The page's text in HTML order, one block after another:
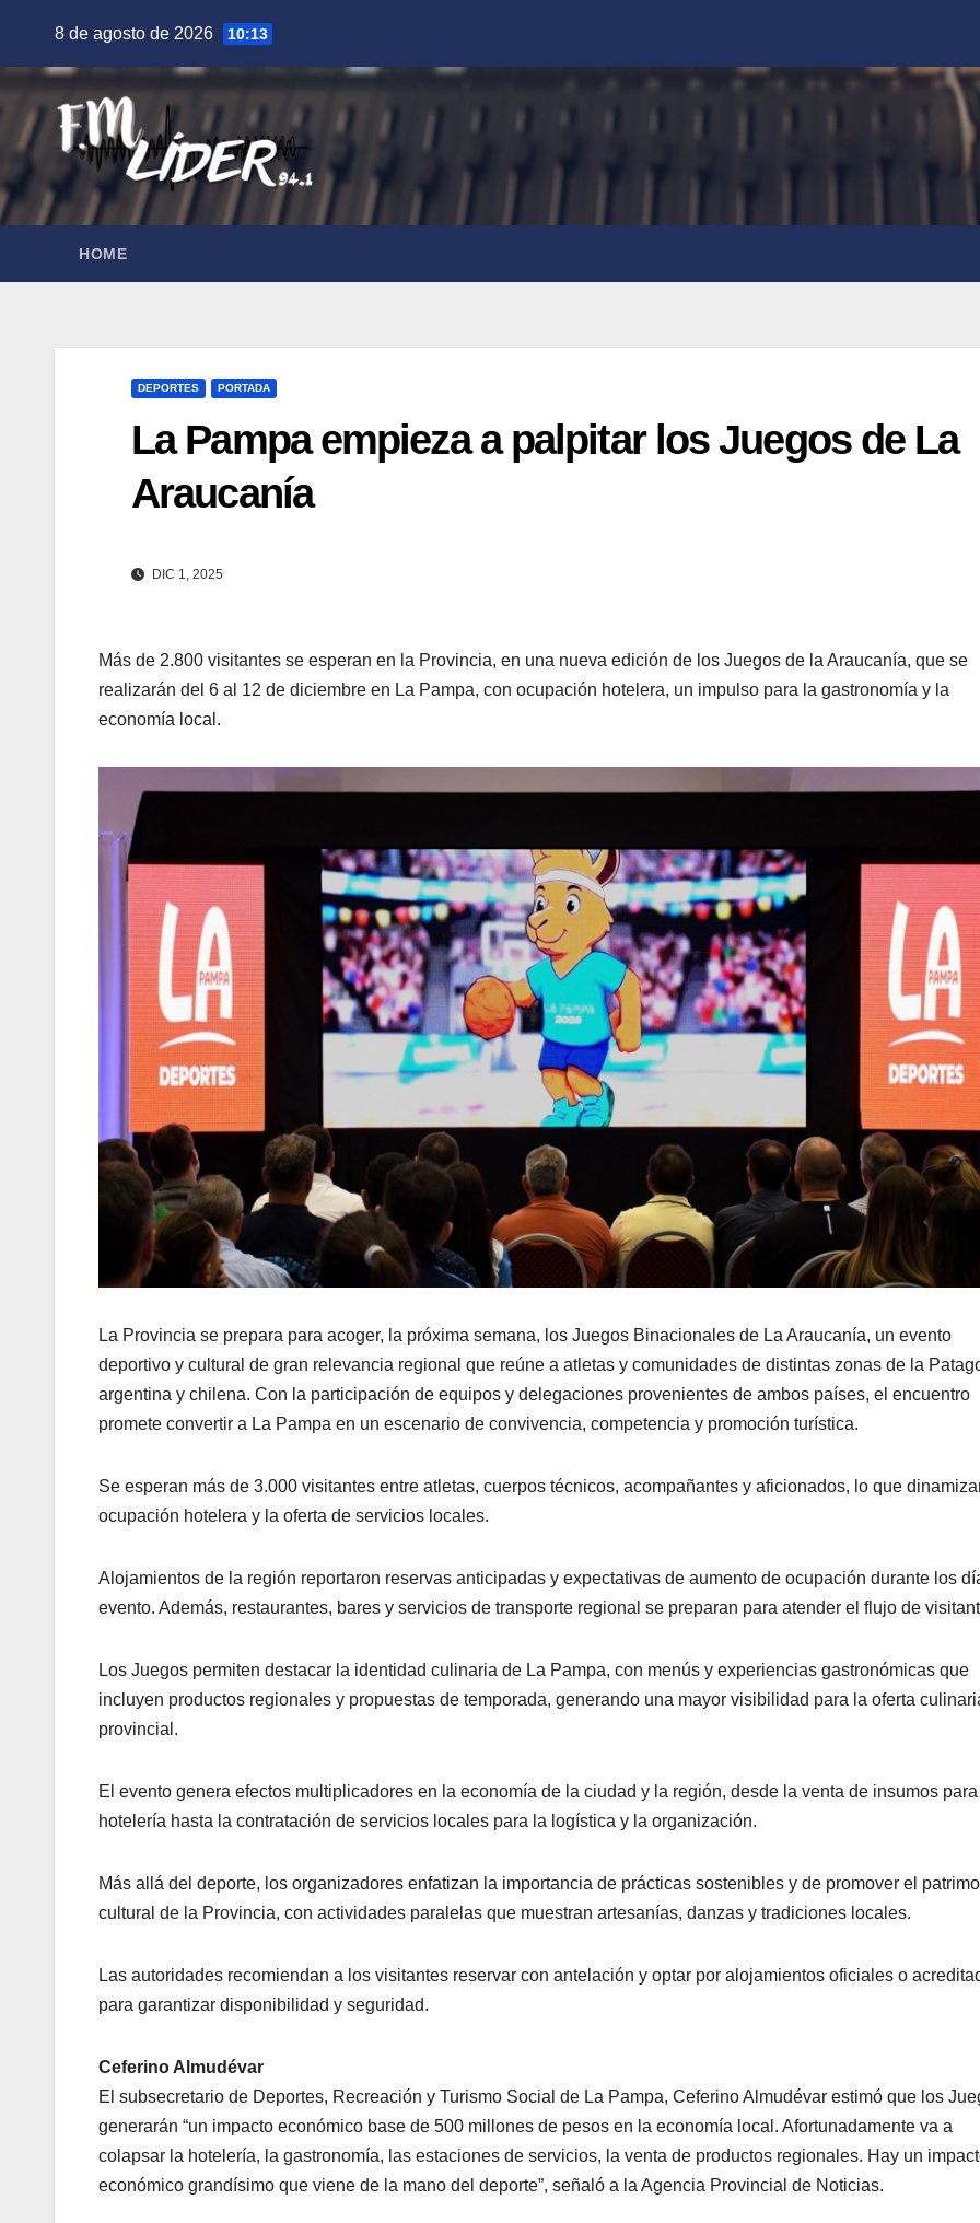
contenido
8 de agosto de 2026 10:13
HOME
DEPORTES PORTADA
La Pampa empieza a palpitar los Juegos de La
Araucanía
DIC 1, 2025
Más de 2.800 visitantes se esperan en la Provincia, en una nueva edición de los Juegos de la Araucanía, que se
realizarán del 6 al 12 de diciembre en La Pampa, con ocupación hotelera, un impulso para la gastronomía y la
economía local.
La Provincia se prepara para acoger, la próxima semana, los Juegos Binacionales de La Araucanía, un evento
deportivo y cultural de gran relevancia regional que reúne a atletas y comunidades de distintas zonas de la
argentina y chilena. Con la participación de equipos y delegaciones provenientes de ambos países, el encuentro
promete convertir a La Pampa en un escenario de convivencia, competencia y promoción turística.
Se esperan más de 3.000 visitantes entre atletas, cuerpos técnicos, acompañantes y aficionados, lo que
ocupación hotelera y la oferta de servicios locales.
Alojamientos de la región reportaron reservas anticipadas y expectativas de aumento de ocupación durante los
evento. Además, restaurantes, bares y servicios de transporte regional se preparan para atender el flujo de
Los Juegos permiten destacar la identidad culinaria de La Pampa, con menús y experiencias gastronómicas que
incluyen productos regionales y propuestas de temporada, generando una mayor visibilidad para la oferta
provincial.
El evento genera efectos multiplicadores en la economía de la ciudad y la región, desde la venta de insumos
hotelería hasta la contratación de servicios locales para la logística y la organización.
Más allá del deporte, los organizadores enfatizan la importancia de prácticas sostenibles y de promover el
cultural de la Provincia, con actividades paralelas que muestran artesanías, danzas y tradiciones locales.
Las autoridades recomiendan a los visitantes reservar con antelación y optar por alojamientos oficiales o
para garantizar disponibilidad y seguridad.
Ceferino Almudévar
El subsecretario de Deportes, Recreación y Turismo Social de La Pampa, Ceferino Almudévar estimó que los
generarán “un impacto económico base de 500 millones de pesos en la economía local. Afortunadamente va a
colapsar la hotelería, la gastronomía, las estaciones de servicios, la venta de productos regionales. Hay un
económico grandísimo que viene de la mano del deporte”, señaló a la Agencia Provincial de Noticias.